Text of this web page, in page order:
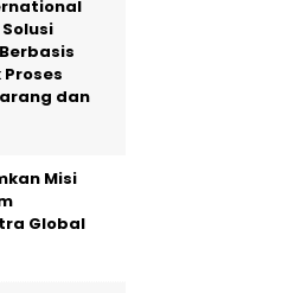
dan
Misi
Global